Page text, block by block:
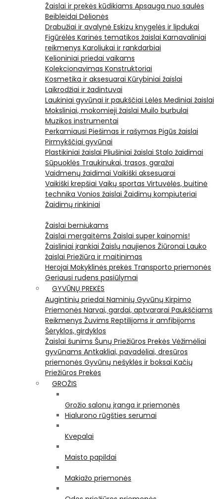
Žaislai ir prekės kūdikiams Apsauga nuo saulės
Beibleidai Dėlionės
Drabužiai ir avalynė Eskizų knygelės ir lipdukai
Figūrėlės Karinės tematikos žaislai Karnavaliniai
reikmenys Karoliukai ir rankdarbiai
Kelioniniai priedai vaikams
Kolekcionavimas Konstruktoriai
Kosmetika ir aksesuarai Kūrybiniai žaislai
Laikrodžiai ir žadintuvai
Laukiniai gyvūnai ir paukščiai Lėlės Mediniai žaislai
Moksliniai, mokomieji žaislai Muilo burbulai
Muzikos instrumentai
Perkamiausi Piešimas ir rašymas Pigūs žaislai
Pirmykščiai gyvūnai
Plastikiniai žaislai Pliušiniai žaislai Stalo žaidimai
Sūpuoklės Traukinukai, trasos, garažai
Vaidmenų žaidimai Vaikiški aksesuarai
Vaikiški krepšiai Vaikų sportas Virtuvėlės, buitinė
technika Vonios žaislai Žaidimų kompiuteriai
Žaidimų rinkiniai
Žaislai berniukams
Žaislai mergaitėms Žaislai super kainomis!
Žaisliniai įrankiai Žaislų naujienos Žiūronai Lauko
žaislai Priežiūra ir maitinimas
Herojai Mokyklinės prekės Transporto priemonės
Geriausi rudens pasiūlymai
GYVŪNŲ PREKĖS
Augintinių priedai Naminių Gyvūnų Kirpimo
Priemonės Narvai, gardai, aptvararai Paukščiams
Reikmenys Žuvims Reptilijoms ir amfibijoms
Šėryklos, girdyklos
Žaislai šunims Šunų Priežiūros Prekės Vėžimėliai
gyvūnams Antkakliai, pavadėliai, dresūros
priemonės Gyvūnų nešyklės ir boksai Kačių
Priežiūros Prekės
GROŽIS
Grožio salonų įranga ir priemonės
Hialurono rūgšties serumai
Kvepalai
Maisto papildai
Makiažo priemonės